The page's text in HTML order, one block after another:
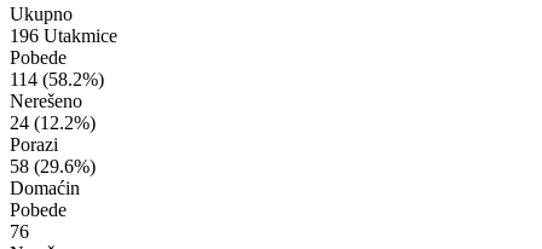
Ukupno
196 Utakmice
Pobede
114 (58.2%)
Nerešeno
24 (12.2%)
Porazi
58 (29.6%)
Domaćin
Pobede
76